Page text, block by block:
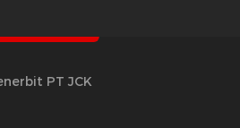
PT JCK